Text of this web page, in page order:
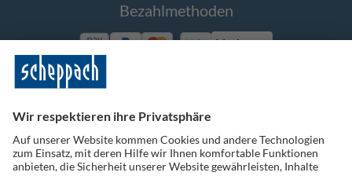
Bezahlmethoden
Vorkasse
Folge uns auf Social Media